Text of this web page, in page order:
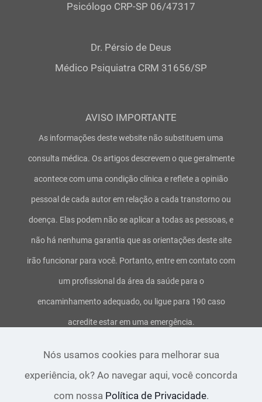
Psicólogo CRP-SP 06/47317
Dr. Pérsio de Deus
Médico Psiquiatra CRM 31656/SP
AVISO IMPORTANTE
As informações deste website não substituem uma
consulta médica. Os artigos descrevem o que geralmente
acontece com uma condição clínica e reflete a opinião
pessoal de cada autor em relação a cada transtorno ou
doença. Elas podem não se aplicar a todas as pessoas, e
não há nenhuma garantia que as orientações deste site
irão funcionar para você. Portanto, entre em contato com
um profissional da área da saúde para o
encaminhamento adequado, ou ligue para 190 caso
acredite estar em uma emergência.
Termos de uso e serviço-Política de privacidade-Aviso
legal- Direitos Autorais
Nós usamos cookies para melhorar sua
experiência, ok? Ao navegar aqui, você concorda
com nossa Política de Privacidade.